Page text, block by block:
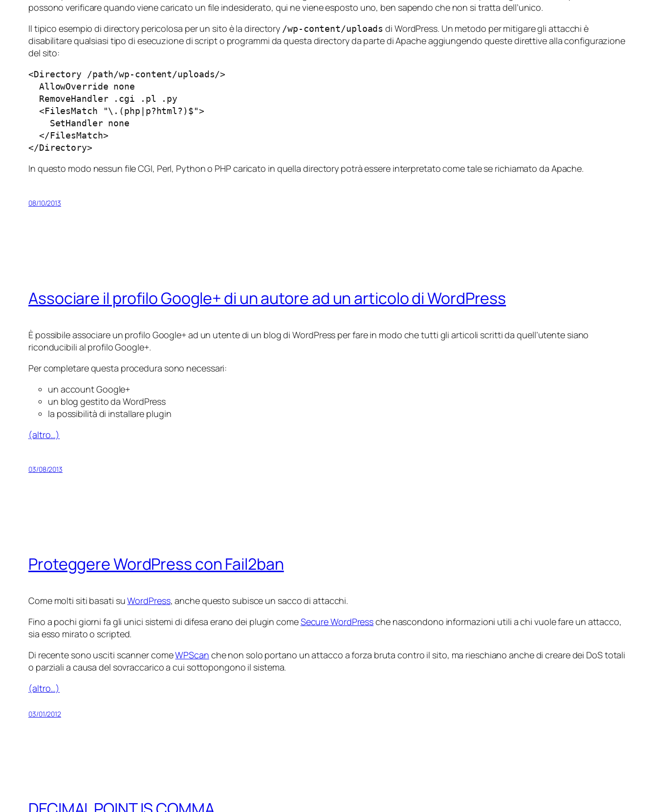
possono verificare quando viene caricato un file indesiderato, qui ne viene esposto uno, ben sapendo che non si tratta dell’unico.
Il tipico esempio di directory pericolosa per un sito è la directory /wp-content/uploads di WordPress. Un metodo per mitigare gli attacchi è
disabilitare qualsiasi tipo di esecuzione di script o programmi da questa directory da parte di Apache aggiungendo queste direttive alla configurazione
del sito:
<Directory /path/wp-content/uploads/>
  AllowOverride none
  RemoveHandler .cgi .pl .py
  <FilesMatch "\.(php|p?html?)$">
    SetHandler none
  </FilesMatch>
</Directory>
In questo modo nessun file CGI, Perl, Python o PHP caricato in quella directory potrà essere interpretato come tale se richiamato da Apache.
08/10/2013
Associare il profilo Google+ di un autore ad un articolo di WordPress
È possibile associare un profilo Google+ ad un utente di un blog di WordPress per fare in modo che tutti gli articoli scritti da quell’utente siano
riconducibili al profilo Google+.
Per completare questa procedura sono necessari:
un account Google+
un blog gestito da WordPress
la possibilità di installare plugin
(altro…)
03/08/2013
Proteggere WordPress con Fail2ban
Come molti siti basati suWordPress, anche questo subisce un sacco di attacchi.
Fino a pochi giorni fa gli unici sistemi di difesa erano dei plugin comeSecure WordPressche nascondono informazioni utili a chi vuole fare un attacco,
sia esso mirato o scripted.
Di recente sono usciti scanner comeWPScan che non solo portano un attacco a forza bruta contro il sito, ma rieschiano anche di creare dei DoS totali
o parziali a causa del sovraccarico a cui sottopongono il sistema.
(altro…)
03/01/2012